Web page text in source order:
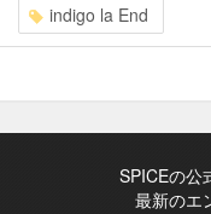
indigo la End
SPICEの公
最新のエ